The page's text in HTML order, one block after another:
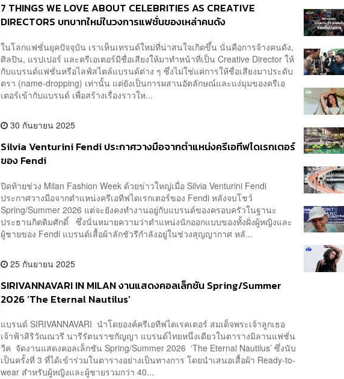
7 THINGS WE LOVE ABOUT CELEBRITIES AS CREATIVE
DIRECTORS บทบาทใหม่ในวงการแฟชั่นของเหล่าคนดัง
ในโลกแฟชั่นยุคปัจจุบัน เราเห็นเทรนด์ใหม่ที่น่าสนใจเกิดขึ้น นั่นคือการจ้างคนดัง,
ศิลปิน, แรปเปอร์ และครีเอเตอร์มีชื่อเสียงให้มาทำหน้าที่เป็น Creative Director ให้
กับแบรนด์แฟชั่นหรือไลฟ์สไตล์แบรนด์ต่าง ๆ ซึ่งไม่ใช่แค่การให้ชื่อเสียงมาประดับ
ตรา (name-dropping) เท่านั้น แต่ยังเป็นการผสานอัตลักษณ์และแง่มุมของครีเอ
เตอร์เข้ากับแบรนด์ เพื่อสร้างเรื่องราวให...
30 กันยายน 2025
Silvia Venturini Fendi ประกาศวางมือจากตำแหน่งครีเอทีฟไดเรกเตอร์
ของ Fendi
ปิดท้ายช่วง Milan Fashion Week ด้วยข่าวใหญ่เมื่อ Silvia Venturini Fendi
ประกาศวางมือจากตำแหน่งครีเอทีฟไดเรกเตอร์ของ Fendi หลังจบโชว์
Spring/Summer 2026 แต่จะยังคงทำงานอยู่กับแบรนด์ของครอบครัวในฐานะ
ประธานกิตติมศักดิ์ ซึ่งนั่นหมายความว่าตำแหน่งนักออกแบบของทั้งฝั่งผู้หญิงและ
ผู้ชายของ Fendi แบรนด์เสื้อผ้าลักชัวรีกำลังอยู่ในช่วงสุญญากาศ หลั...
25 กันยายน 2025
SIRIVANNAVARI IN MILAN งานแสดงคอลเล็กชัน Spring/Summer
2026 ‘The Eternal Nautilus’
แบรนด์ SIRIVANNAVARI นำโดยองค์ครีเอทีฟไดเรคเตอร์ สมเด็จพระเจ้าลูกเธอ
เจ้าฟ้าสิริวัณณวรี นารีรัตนราชกัญญา แบรนด์ไทยหนึ่งเดียวในตารางมิลานแฟชั่น
วีค จัดงานแสดงคอลเล็กชัน Spring/Summer 2026 ‘The Eternal Nautilus’ ซึ่งนับ
เป็นครั้งที่ 3 ที่ได้เข้าร่วมในตารางอย่างเป็นทางการ โดยนำเสนอเสื้อผ้า Ready-to-
wear สำหรับผู้หญิงและผู้ชายรวมกว่า 40...